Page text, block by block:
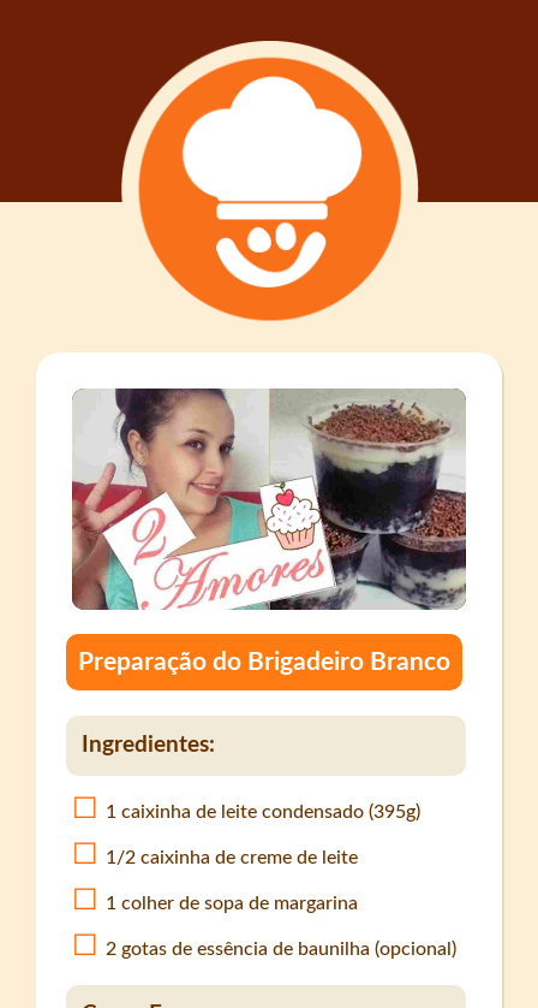
Preparação do Brigadeiro Branco
Ingredientes:
1 caixinha de leite condensado (395g)
1/2 caixinha de creme de leite
1 colher de sopa de margarina
2 gotas de essência de baunilha (opcional)